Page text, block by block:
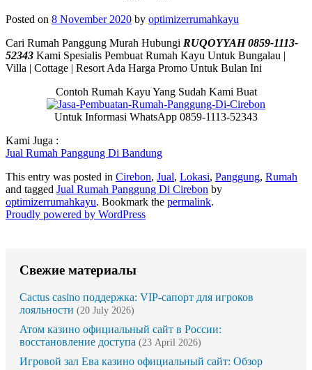
Posted on 8 November 2020 by optimizerrumahkayu
Cari Rumah Panggung Murah Hubungi RUQOYYAH 0859-1113-
52343 Kami Spesialis Pembuat Rumah Kayu Untuk Bungalau |
Villa | Cottage | Resort Ada Harga Promo Untuk Bulan Ini
Contoh Rumah Kayu Yang Sudah Kami Buat
Untuk Informasi WhatsApp 0859-1113-52343
Kami Juga :
Jual Rumah Panggung Di Bandung
This entry was posted in Cirebon, Jual, Lokasi, Panggung, Rumah
and tagged Jual Rumah Panggung Di Cirebon by
optimizerrumahkayu. Bookmark the permalink.
Proudly powered by WordPress
Свежие материалы
Cactus casino поддержка: VIP-сапорт для игроков
лояльности (20 July 2026)
Атом казино официальный сайт в России:
восстановление доступа (23 April 2026)
Игровой зал Ева казино официальный сайт: Обзор